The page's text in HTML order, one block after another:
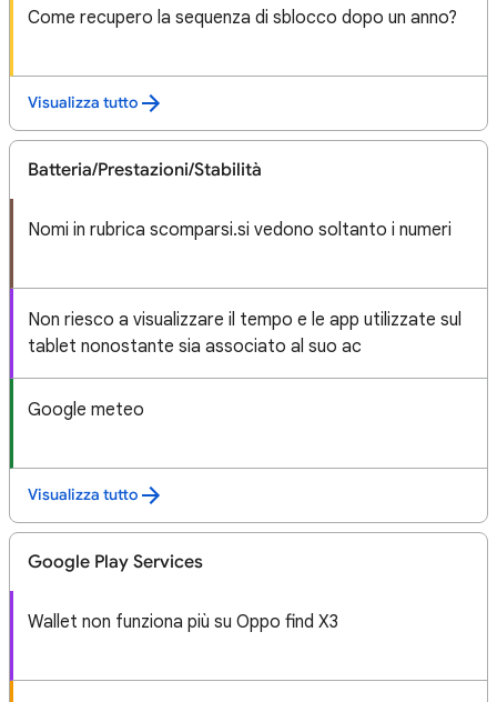
Come recupero la sequenza di sblocco dopo un anno?
Visualizza tutto
Batteria/Prestazioni/Stabilità
Nomi in rubrica scomparsi.si vedono soltanto i numeri
Non riesco a visualizzare il tempo e le app utilizzate sul
tablet nonostante sia associato al suo ac
Google meteo
Visualizza tutto
Google Play Services
Wallet non funziona più su Oppo find X3